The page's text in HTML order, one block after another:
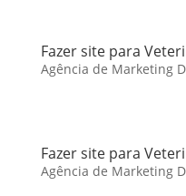
Fazer site para
Agência de Marketing
Fazer site para
Agência de Marketing